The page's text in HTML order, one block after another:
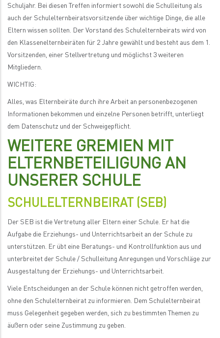
Schuljahr. Bei diesen Treffen informiert sowohl die Schulleitung als
auch der Schulelternbeiratsvorsitzende über wichtige Dinge, die alle
Eltern wissen sollten. Der Vorstand des Schulelternbeirats wird von
den Klassenelternbeiräten für 2 Jahre gewählt und besteht aus dem 1.
Vorsitzenden, einer Stellvertretung und möglichst 3 weiteren
Mitgliedern.
WICHTIG:
Alles, was Elternbeiräte durch ihre Arbeit an personenbezogenen
Informationen bekommen und einzelne Personen betrifft, unterliegt
dem Datenschutz und der Schweigepflicht.
WEITERE GREMIEN MIT
ELTERNBETEILIGUNG AN
UNSERER SCHULE
SCHULELTERNBEIRAT (SEB)
Der SEB ist die Vertretung aller Eltern einer Schule. Er hat die
Aufgabe die Erziehungs- und Unterrichtsarbeit an der Schule zu
unterstützen. Er übt eine Beratungs- und Kontrollfunktion aus und
unterbreitet der Schule / Schulleitung Anregungen und Vorschläge zur
Ausgestaltung der Erziehungs- und Unterrichtsarbeit.
Viele Entscheidungen an der Schule können nicht getroffen werden,
ohne den Schulelternbeirat zu informieren. Dem Schulelternbeirat
muss Gelegenheit gegeben werden, sich zu bestimmten Themen zu
äußern oder seine Zustimmung zu geben.